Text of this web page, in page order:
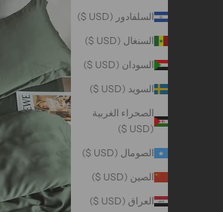
السلفادور (USD $)
السنغال (USD $)
السودان (USD $)
السويد (USD $)
الصحراء الغربية
(USD $)
الصومال (USD $)
الصين (USD $)
العراق (USD $)